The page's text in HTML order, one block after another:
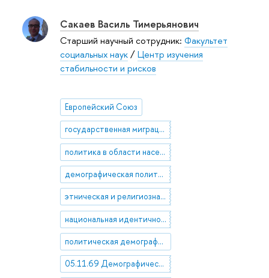
Сакаев Василь Тимерьянович
Старший научный сотрудник: Факультет
социальных наук/Центр изучения
стабильности и рисков
Европейский Союз
государственная миграционная политика
политика в области населения
демографическая политика
этническая и религиозная идентичность
национальная идентичность
политическая демография
05.11.69 Демографическая политика